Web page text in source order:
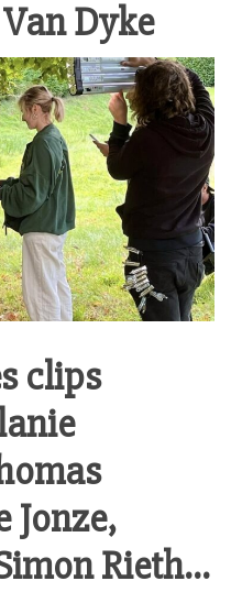
Dyke
clips
Jonze,
Rieth…